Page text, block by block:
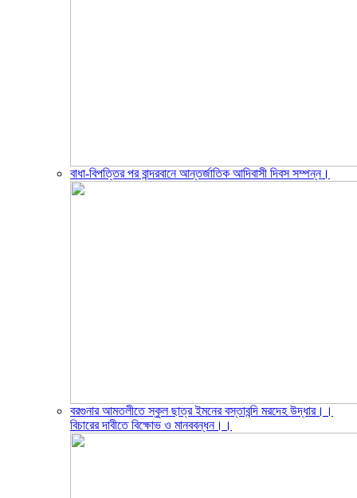
বাধা-বিপত্তির পর বান্দরবানে আন্তর্জাতিক আদিবাসী দিবস সম্পন্ন।
বরগুনার আমতলীতে স্কুল ছাত্র ইমনের বস্তাবন্দি মরদেহ উদ্ধার।।
বিচারের দাবীতে বিক্ষোভ ও মানববন্ধন।।